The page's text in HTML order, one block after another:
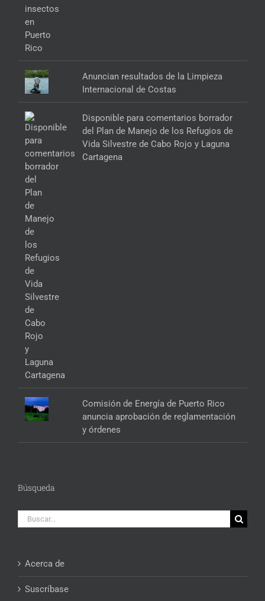
Anuncian resultados de la Limpieza
Internacional de Costas
Disponible para comentarios borrador
del Plan de Manejo de los Refugios de
Vida Silvestre de Cabo Rojo y Laguna
Cartagena
Comisión de Energía de Puerto Rico
anuncia aprobación de reglamentación
y órdenes
Búsqueda
Buscar:
Acerca de
Suscríbase